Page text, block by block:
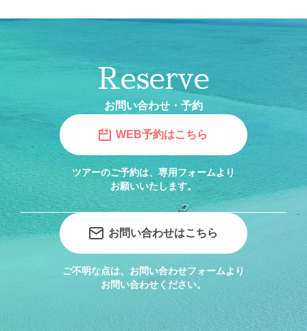
Reserve
お問い合わせ・予約
WEB予約はこちら
ツアーのご予約は、専用フォームより
お願いいたします。
お問い合わせはこちら
ご不明な点は、お問い合わせフォームより
お問い合わせください。